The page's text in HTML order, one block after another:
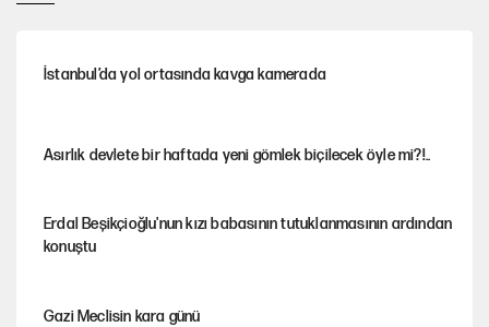
İstanbul’da yol ortasında kavga kamerada
Asırlık devlete bir haftada yeni gömlek biçilecek öyle mi?!..
Erdal Beşikçioğlu'nun kızı babasının tutuklanmasının ardından
konuştu
Gazi Meclisin kara günü